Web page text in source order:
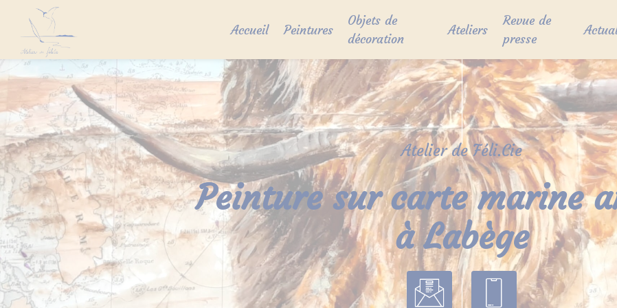
content
Accueil Peintures
Objets de
décoration
Ateliers
Revue de
presse
Atelier de Féli.Cie
Peinture sur carte marine
à Labège